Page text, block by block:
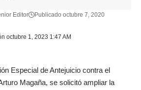
octubre 1, 2023 1:47 AM
Editor
Publicado octubre 7, 2020
Especial de Antejuicio contra el
Magaña, se solicitó ampliar la